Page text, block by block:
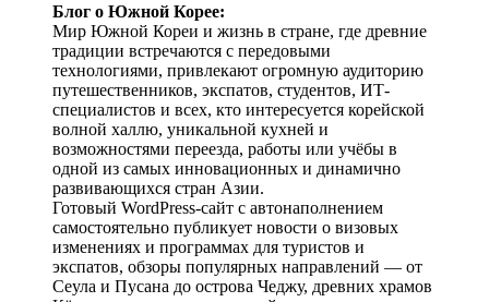
Блог о Южной Корее:
Мир Южной Кореи и жизнь в стране, где древние
традиции встречаются с передовыми
технологиями, привлекают огромную аудиторию
путешественников, экспатов, студентов, ИТ-
специалистов и всех, кто интересуется корейской
волной халлю, уникальной кухней и
возможностями переезда, работы или учёбы в
одной из самых инновационных и динамично
развивающихся стран Азии.
Готовый WordPress-сайт с автонаполнением
самостоятельно публикует новости о визовых
изменениях и программах для туристов и
экспатов, обзоры популярных направлений — от
Сеула и Пусана до острова Чеджу, древних храмов